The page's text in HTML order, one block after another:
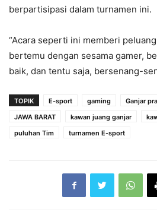
berpartisipasi dalam turnamen ini.
“Acara seperti ini memberi
bertemu dengan sesama gamer,
baik, dan tentu saja, bersenang-
TOPIK E-sport gaming Ganjar
JAWA BARAT
kawan juang ganjar
puluhan Tim
turnamen E-sport